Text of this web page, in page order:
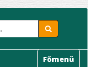
Főmenü